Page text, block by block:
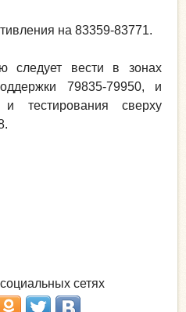
на 83359-83771.
следует вести в зонах
79835-79950, и
тестирования сверху
сетях